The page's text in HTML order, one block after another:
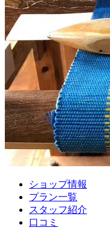
ショップ情報
プラン一覧
スタッフ紹介
口コミ